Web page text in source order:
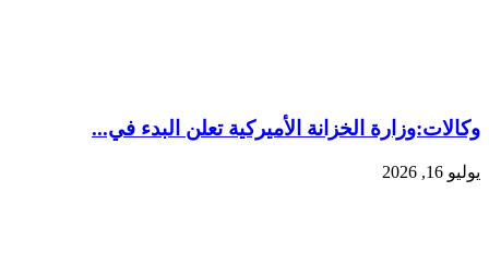
وكالات:‏وزارة الخزانة الأميركية تعلن البدء في...
يوليو 16, 2026